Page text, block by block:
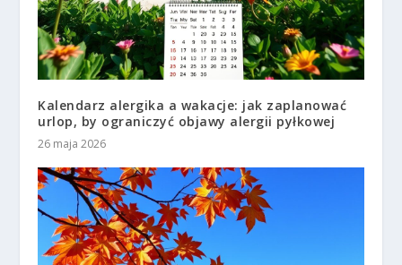
Kalendarz alergika a wakacje: jak zaplanować
urlop, by ograniczyć objawy alergii pyłkowej
26 maja 2026